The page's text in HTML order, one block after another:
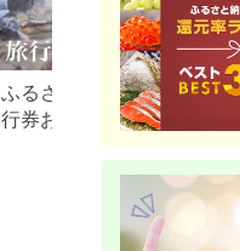
ふるさと納税でもらえる旅
行券おすすめランキング
【2026年最新版】還元率・
旅行会社別で徹底比較